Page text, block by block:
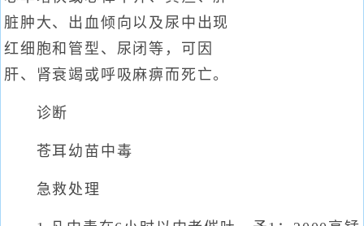
脏肿大、出血倾向以及尿中出现
红细胞和管型、尿闭等，可因
肝、肾衰竭或呼吸麻痹而死亡。
诊断
苍耳幼苗中毒
急救处理